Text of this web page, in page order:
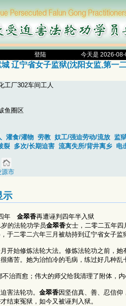
登陆 今天是 2026-
辽宁省女子监狱(沈阳女监,第一
工厂302车间工人
鱼圈区
灌食/灌物 劳教 奴工/强迫劳动/流放 监
裂
多次/长期迫害 流离失所/背井离乡 电
市
示
年 金翠香再遭诬判四年半入狱
的法轮功学员金翠香女士，二零二五年四
于二零二六年三月被劫持到辽宁省女子监
开始修炼法轮大法。修炼法轮功之前，
痛苦。她为治怕冷的毛病，练过好几种乱
不治而愈；伟大的师父给我清理了附体，
害法轮功。 金翠香因坚信真、善、忍信
才结束冤狱，如今又被诬判入狱。